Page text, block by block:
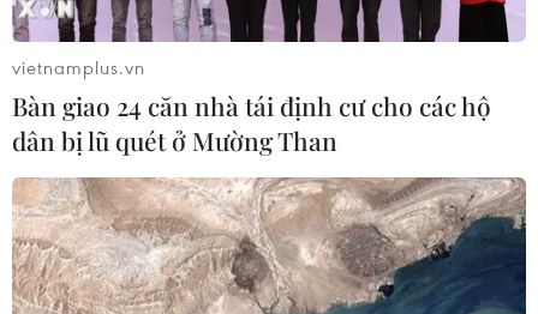
TIN CÙNG CHUYÊN MỤC
Báo Argentina nói ngành vật liệu
công nghệ cao Việt Nam "hút" đầu tư
nước ngoài
vietnamplus.vn
Bàn giao 24 căn nhà tái định cư cho các hộ
dân bị lũ quét ở Mường Than